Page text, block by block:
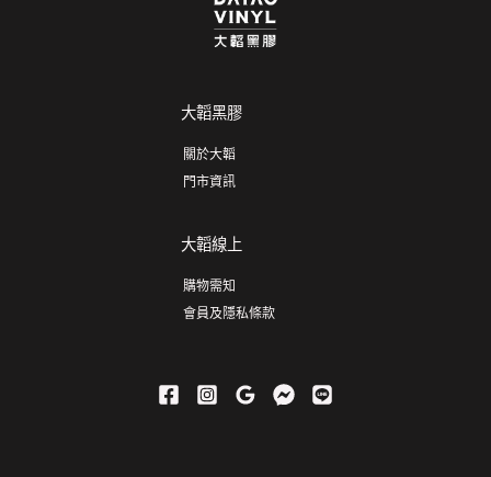
大韜黑膠
關於大韜
門市資訊
大韜線上
購物需知
會員及隱私條款